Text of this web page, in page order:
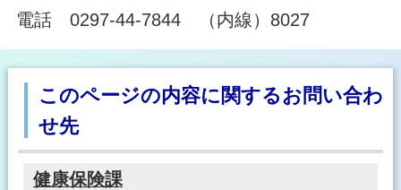
電話 0297-44-7844 （内線）8027
このページの内容に関するお問い合わ
せ先
健康保険課